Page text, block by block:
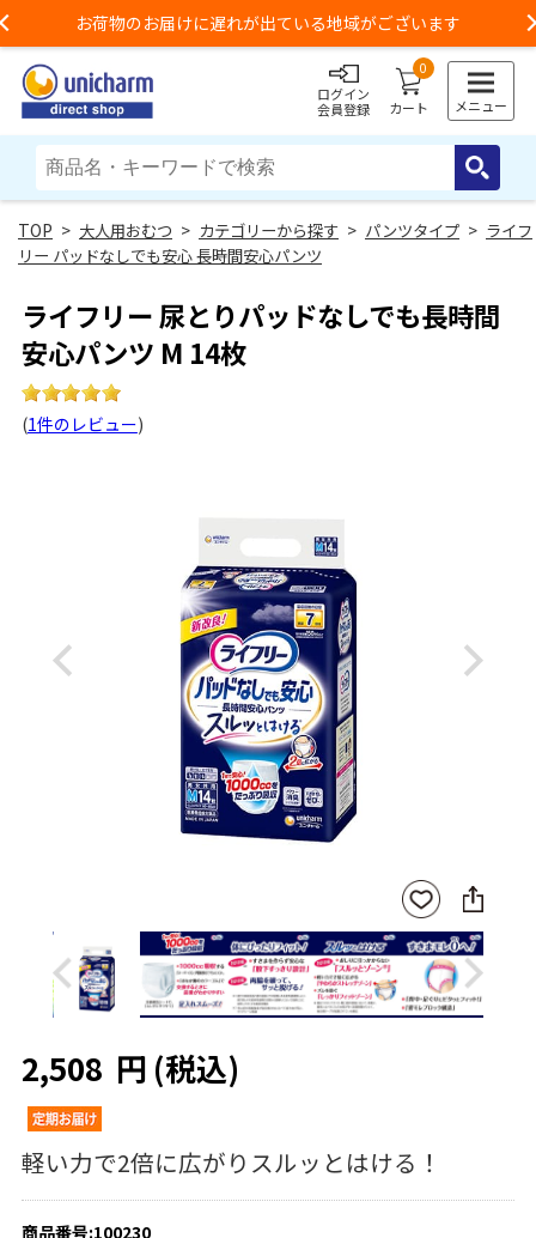
お荷物のお届けに遅れが出ている地域がございます
ログイン
会員登録
0
カート メニュー
> 大人用おむつ > カテゴリーから探す > パンツタイプ > ライフ
リー パッドなしでも安心 長時間安心パンツ
ライフリー 尿とりパッドなしでも長時間
安心パンツ M 14枚
(1件のレビュー)
Previous Next
お気
に入
りに
登録
SNS
に
シ
ェ
ア
Previous Next
2,508 円 (税込)
軽い力で2倍に広がりスルッとはける！
商品番号:100230